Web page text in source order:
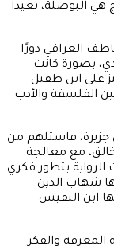
هي البوصلة، بعيدا
العراقي دورًا
بصورة كانت
على ابن طفيل
الفلسفة والأدب
جزيرة، فاستلهم من
مع معالجة
الرواية بتطور فكري
شهاب الدين
ابن النفيس
المعرفة والفكر